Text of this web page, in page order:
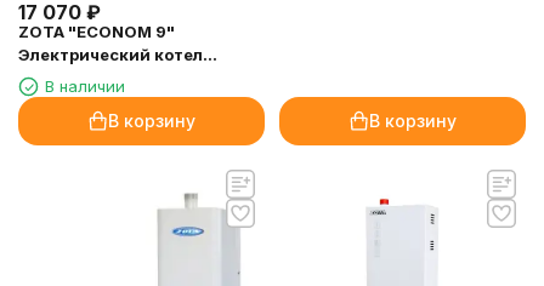
17 070 ₽
ZOTA "ECONOM 9"
Электрический котел
(комплект) 9кВт
В наличии
В корзину В корзину